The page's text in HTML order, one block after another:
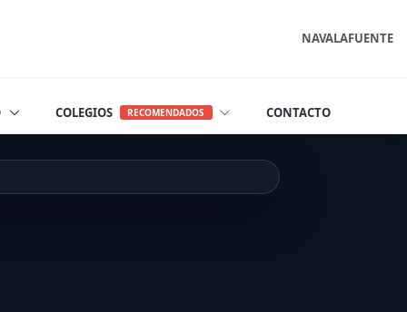
NAVALAFUENTE
COLEGIOS RECOMENDADOS CONTACTO